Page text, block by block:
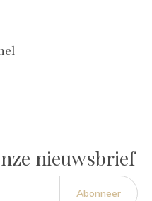
nieuwsbrief
Abonneer